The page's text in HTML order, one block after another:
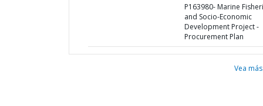
P163980- Marine
and Socio-Economic
Development Project -
Procurement Plan
Vea más